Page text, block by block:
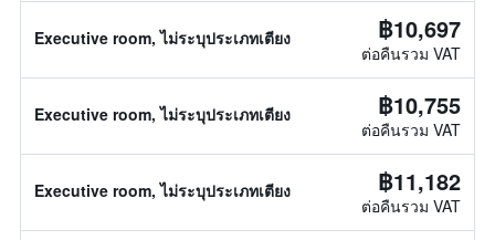
Executive room, ไม่ระบุประเภทเตียง ฿10,697
ต่อคืนรวม VAT
Executive room, ไม่ระบุประเภทเตียง ฿10,755
ต่อคืนรวม VAT
Executive room, ไม่ระบุประเภทเตียง ฿11,182
ต่อคืนรวม VAT